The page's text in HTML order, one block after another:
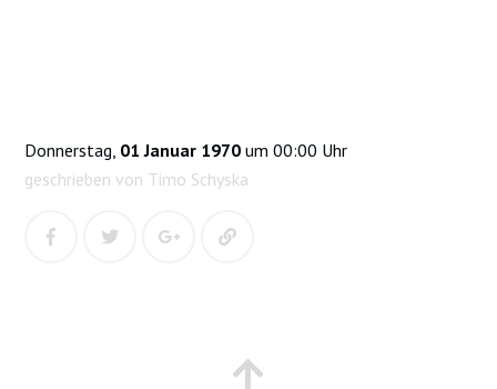
Donnerstag, 01 Januar 1970 um 00:00 Uhr
geschrieben von Timo Schyska